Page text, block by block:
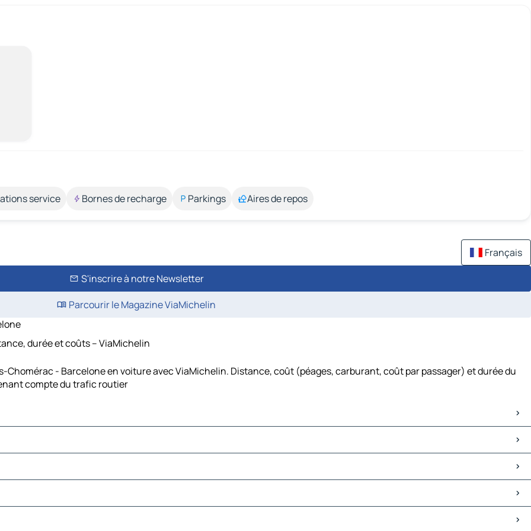
service Bornes de recharge Parkings Aires de repos
Français
S'inscrire à notre Newsletter
Parcourir le Magazine ViaMichelin
durée et coûts – ViaMichelin
- Barcelone en voiture avec ViaMichelin. Distance, coût (péages, carburant, coût par passager) et durée du
compte du trafic routier